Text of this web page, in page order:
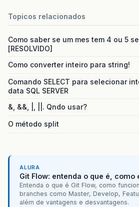
Topicos relacionados
Como saber se um mes tem 4 ou 5
[RESOLVIDO]
Como converter inteiro para string!
Comando SELECT para selecionar
data SQL SERVER
&, &&, |, ||. Qndo usar?
O método split
ALURA
Git Flow: entenda o que é, como
Entenda o que é Git Flow, como
branches como Master, Develop,
além de vantagens e desvantagens.